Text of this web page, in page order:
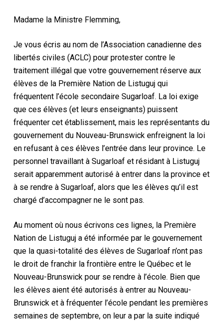
Madame la Ministre Flemming,
Je vous écris au nom de l’Association canadienne des
libertés civiles (ACLC) pour protester contre le
traitement illégal que votre gouvernement réserve aux
élèves de la Première Nation de Listuguj qui
fréquentent l’école secondaire Sugarloaf. La loi exige
que ces élèves (et leurs enseignants) puissent
fréquenter cet établissement, mais les représentants du
gouvernement du Nouveau-Brunswick enfreignent la loi
en refusant à ces élèves l’entrée dans leur province. Le
personnel travaillant à Sugarloaf et résidant à Listuguj
serait apparemment autorisé à entrer dans la province et
à se rendre à Sugarloaf, alors que les élèves qu’il est
chargé d’accompagner ne le sont pas.
Au moment où nous écrivons ces lignes, la Première
Nation de Listuguj a été informée par le gouvernement
que la quasi-totalité des élèves de Sugarloaf n’ont pas
le droit de franchir la frontière entre le Québec et le
Nouveau-Brunswick pour se rendre à l’école. Bien que
les élèves aient été autorisés à entrer au Nouveau-
Brunswick et à fréquenter l’école pendant les premières
semaines de septembre, on leur a par la suite indiqué